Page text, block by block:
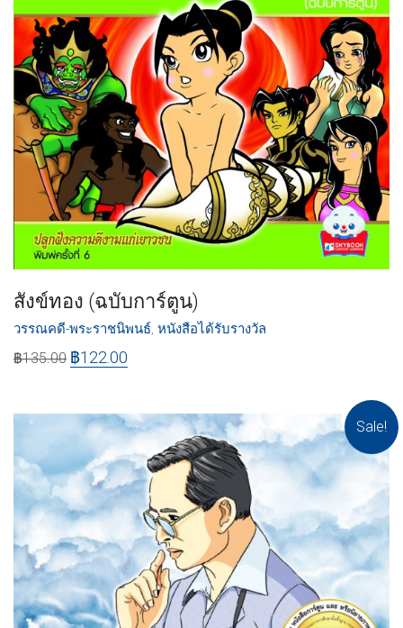
สังข์ทอง (ฉบับการ์ตูน)
วรรณคดี-พระราชนิพนธ์, หนังสือได้รับรางวัล
฿135.00 ฿122.00
Sale!